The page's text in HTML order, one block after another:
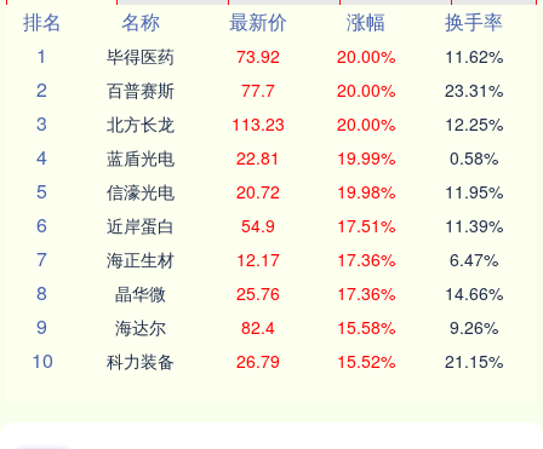
排名
名称 最新价 涨幅
换手率
1
毕得医药 73.92 20.00% 11.62%
2 百普赛斯 77.7 20.00% 23.31%
3 北方长龙 113.23 20.00% 12.25%
4 蓝盾光电 22.81 19.99% 0.58%
5 信濠光电 20.72 19.98% 11.95%
6 近岸蛋白 54.9 17.51% 11.39%
7 海正生材 12.17 17.36% 6.47%
8 晶华微 25.76 17.36% 14.66%
9 海达尔 82.4 15.58% 9.26%
10 科力装备 26.79 15.52% 21.15%